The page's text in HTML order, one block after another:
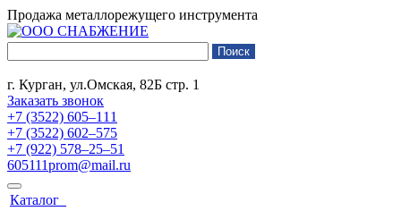
Продажа металлорежущего инструмента
г. Курган, ул.Омская, 82Б стр. 1
Заказать звонок
+7 (3522) 605‒111
+7 (3522) 602‒575
+7 (922) 578‒25‒51
605111prom@mail.ru
Каталог